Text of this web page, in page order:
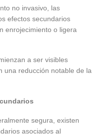
no invasivo, las
efectos secundarios
enrojecimiento o ligera
a ser visibles
una reducción notable de la
segura, existen
asociados al